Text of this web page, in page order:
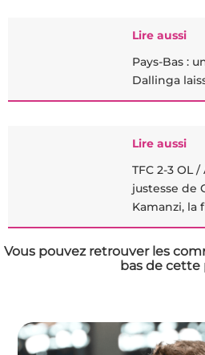
Lire aussi
Pays-Bas :
Dallinga
Lire aussi
TFC 2-3 OL
justesse de
Kamanzi, la
Vous pouvez retrouver les
bas de cette